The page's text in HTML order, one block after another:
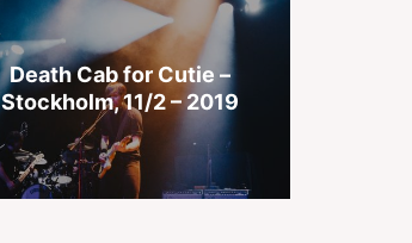
Death Cab for Cutie –
Stockholm, 11/2 – 2019